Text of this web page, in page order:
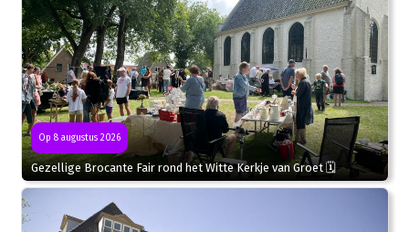
Op 8 augustus 2026
Gezellige Brocante Fair rond het Witte Kerkje van Groet 🗓